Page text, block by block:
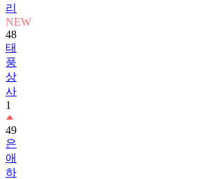
리
NEW
48
태
풍
상
사
1
49
은
애
하